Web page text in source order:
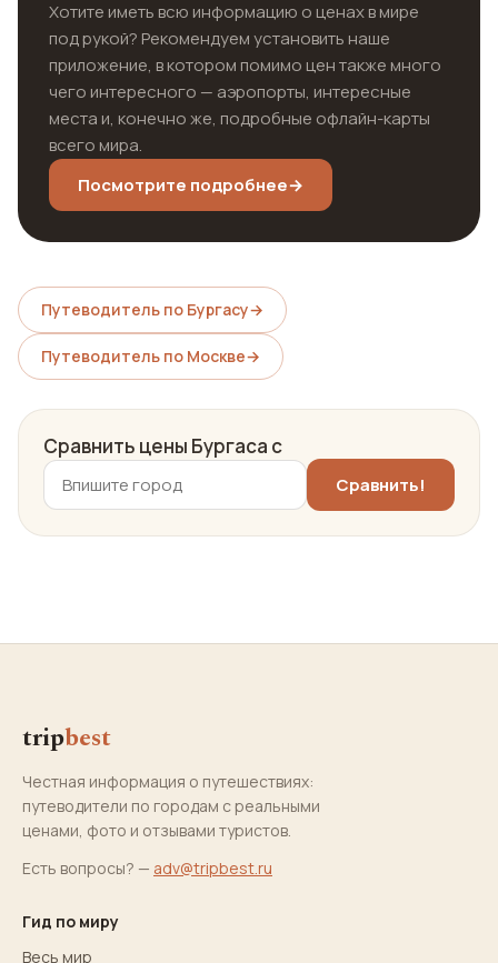
Хотите иметь всю информацию о ценах в мире
под рукой? Рекомендуем установить наше
приложение, в котором помимо цен также много
чего интересного — аэропорты, интересные
места и, конечно же, подробные офлайн-карты
всего мира.
Посмотрите подробнее→
Путеводитель по Бургасу→
Путеводитель по Москве→
Сравнить цены Бургаса с
tripbest
Честная информация о путешествиях:
путеводители по городам с реальными
ценами, фото и отзывами туристов.
Есть вопросы? — adv@tripbest.ru
Гид по миру
Весь мир